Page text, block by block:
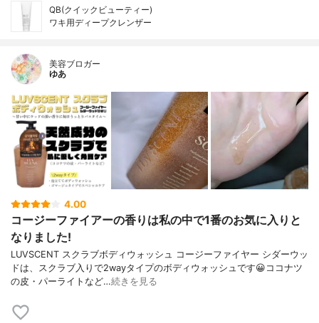
QB(クイックビューティー)
ワキ用ディープクレンザー
美容ブロガー
ゆあ
4.00
コージーファイアーの香りは私の中で1番のお気に入りと
なりました!
LUVSCENT スクラブボディウォッシュ コージーファイヤー シダーウッ
ドは、スクラブ入りで2wayタイプのボディウォッシュです😀ココナツ
の皮・パーライトなど…続きを見る